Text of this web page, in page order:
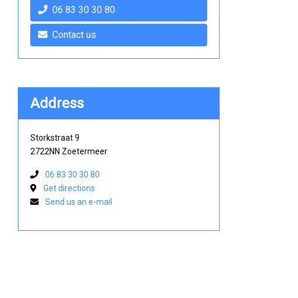
06 83 30 30 80
Contact us
Address
Storkstraat 9
2722NN Zoetermeer
06 83 30 30 80
Get directions
Send us an e-mail